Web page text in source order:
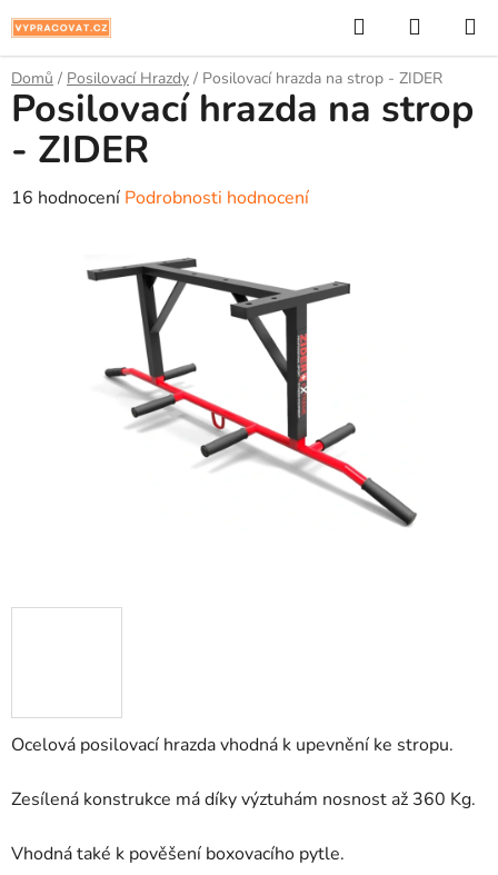
na
obsah
Hledat
KOŠÍK
Domů / Posilovací Hrazdy / Posilovací hrazda na strop - ZIDER
Ocelová posilovací hrazda vhodná k upevnění ke stropu.
Zesílená konstrukce má díky výztuhám nosnost až 360 Kg.
Vhodná také k pověšení boxovacího pytle.
Posilovací hrazda na strop
- ZIDER
Průměrné
16 hodnocení Podrobnosti hodnocení